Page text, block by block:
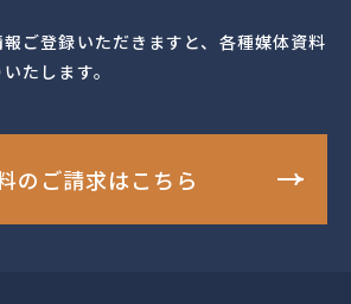
ご登録いただきますと、各種媒体資料
たします。
のご請求はこちら